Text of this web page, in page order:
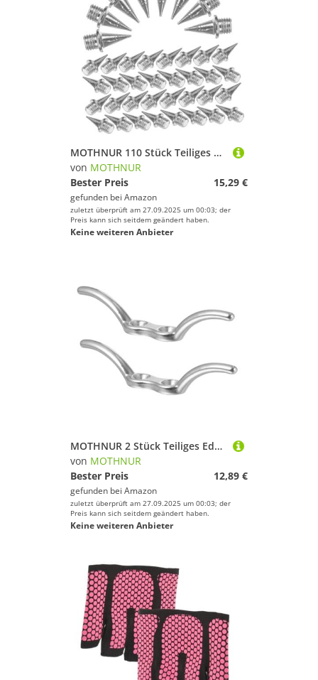
MOTHNUR 110 Stück Teiliges Metall Spikes Silber Langlebige Laufschuh Spikes für Track und Field rutschfeste Ersatzspikes mit Starkem Grip für Leichtathletik und Outdoor Sportarten
von MOTHNUR
Bester Preis
15,29 €
gefunden bei Amazon
zuletzt überprüft am 27.09.2025 um 00:03; der
Preis kann sich seitdem geändert haben.
Keine weiteren Anbieter
MOTHNUR 2 Stück Teiliges Edelstahl Seilflaggenhaken mit Schrauben Rostfrei Korrosionsbeständig Vielseitig Einsetzbar für Kajak und Bootszubehör
von MOTHNUR
Bester Preis
12,89 €
gefunden bei Amazon
zuletzt überprüft am 27.09.2025 um 00:03; der
Preis kann sich seitdem geändert haben.
Keine weiteren Anbieter